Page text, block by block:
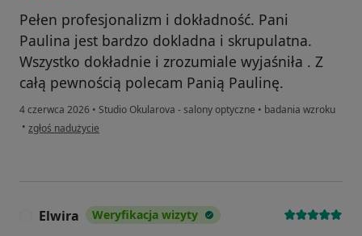
Pełen profesjonalizm i dokładność. Pani
Paulina jest bardzo dokladna i skrupulatna.
Wszystko dokładnie i zrozumiale wyjaśniła . Z
całą pewnością polecam Panią Paulinę.
4 czerwca 2026 • Studio Okularova - salony optyczne • badania wzroku
• w opinii użytkownika Małgorzata
zgłoś nadużycie
Elwira Weryfikacja wizyty